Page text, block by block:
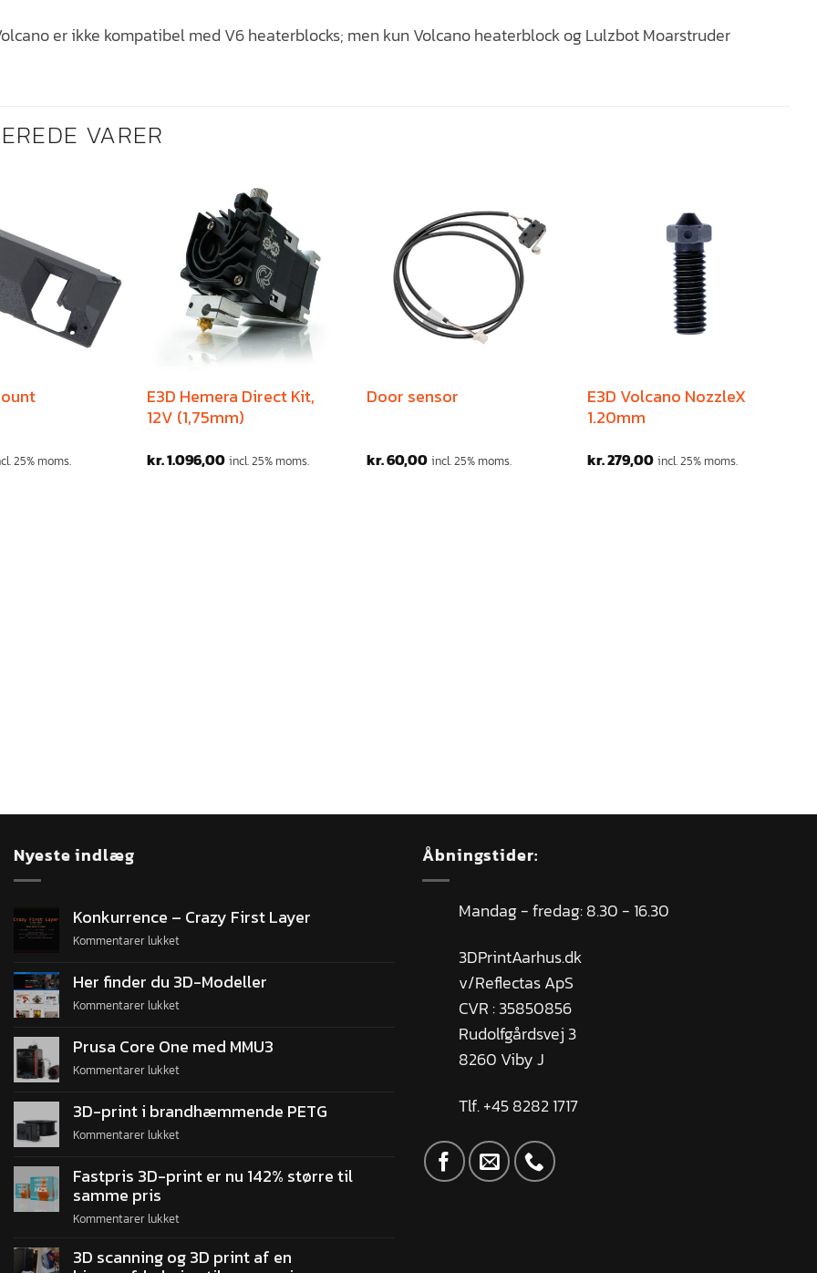
er ikke kompatibel med V6 heaterblocks; men kun Volcano heaterblock og Lulzbot Moarstruder
VARER
25% moms.
E3D Hemera Direct Kit,
12V (1,75mm)
kr.1.096,00 incl. 25% moms.
Door sensor
kr.60,00 incl. 25% moms.
E3D Volcano NozzleX
1.20mm
kr.279,00 incl. 25% moms.
Nyeste indlæg
Konkurrence – Crazy First Layer
Kommentarer lukket
Her finder du 3D-Modeller
Kommentarer lukket
Prusa Core One med MMU3
Kommentarer lukket
3D-print i brandhæmmende PETG
Kommentarer lukket
Fastpris 3D-print er nu 142% større til
samme pris
Kommentarer lukket
3D scanning og 3D print af en
Åbningstider:
Mandag - fredag: 8.30 - 16.30
3DPrintAarhus.dk
v/Reflectas ApS
CVR : 35850856
Rudolfgårdsvej 3
8260 Viby J
Tlf. +45 8282 1717